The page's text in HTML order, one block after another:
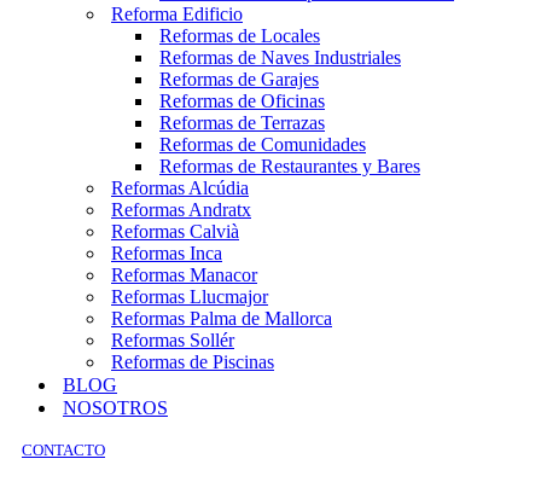
Reforma Edificio
Reformas de Locales
Reformas de Naves Industriales
Reformas de Garajes
Reformas de Oficinas
Reformas de Terrazas
Reformas de Comunidades
Reformas de Restaurantes y Bares
Reformas Alcúdia
Reformas Andratx
Reformas Calvià
Reformas Inca
Reformas Manacor
Reformas Llucmajor
Reformas Palma de Mallorca
Reformas Sollér
Reformas de Piscinas
BLOG
NOSOTROS
CONTACTO